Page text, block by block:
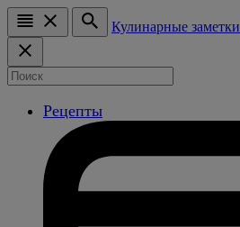
Кулинарные заметки
Рецепты